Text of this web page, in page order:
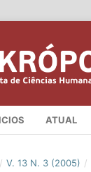
ATUAL
/ V. 13 N. 3 (2005) /